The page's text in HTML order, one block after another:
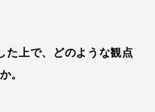
た上で、どのような観点
。